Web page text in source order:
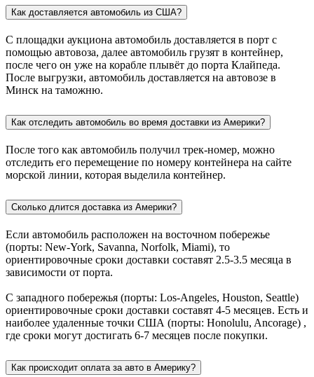
Как доставляется автомобиль из США?
С площадки аукциона автомобиль доставляется в порт с
помощью автовоза, далее автомобиль грузят в контейнер,
после чего он уже на корабле плывёт до порта Клайпеда.
После выгрузки, автомобиль доставляется на автовозе в
Минск на таможню.
Как отследить автомобиль во время доставки из Америки?
После того как автомобиль получил трек-номер, можно
отследить его перемещение по номеру контейнера на сайте
морской линии, которая выделила контейнер.
Сколько длится доставка из Америки?
Если автомобиль расположен на восточном побережье
(порты: New-York, Savanna, Norfolk, Miami), то
ориентировочные сроки доставки составят 2.5-3.5 месяца в
зависимости от порта.
С западного побережья (порты: Los-Angeles, Houston, Seattle)
ориентировочные сроки доставки составят 4-5 месяцев. Есть и
наиболее удаленные точки США (порты: Honolulu, Ancorage) ,
где сроки могут достигать 6-7 месяцев после покупки.
Как происходит оплата за авто в Америку?